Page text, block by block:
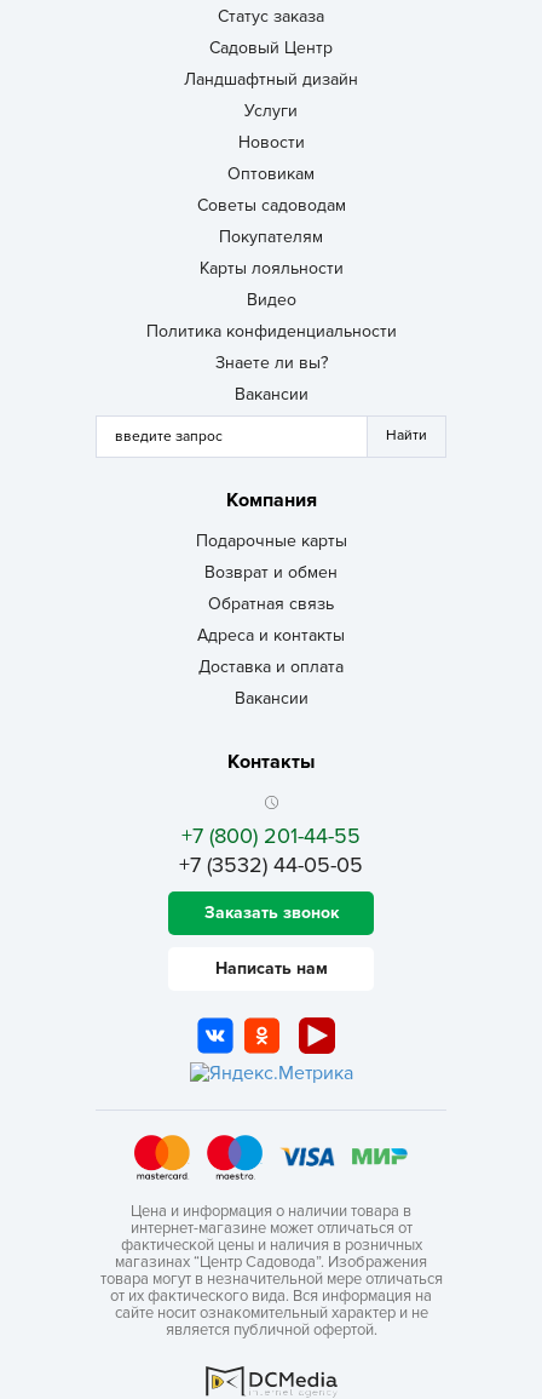
Статус заказа
Садовый Центр
Ландшафтный дизайн
Услуги
Новости
Оптовикам
Советы садоводам
Покупателям
Карты лояльности
Видео
Политика конфиденциальности
Знаете ли вы?
Вакансии
Компания
Подарочные карты
Возврат и обмен
Обратная связь
Адреса и контакты
Доставка и оплата
Вакансии
Контакты
+7 (800) 201-44-55
+7 (3532) 44-05-05
Заказать звонок
Написать нам
Цена и информация о наличии товара в
интернет-магазине может отличаться от
фактической цены и наличия в розничных
магазинах “Центр Садовода”. Изображения
товара могут в незначительной мере отличаться
от их фактического вида. Вся информация на
сайте носит ознакомительный характер и не
является публичной офертой.